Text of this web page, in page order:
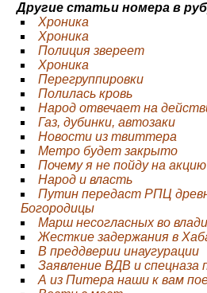
Другие статьи номера в
Хроника
Хроника
Полиция звереет
Хроника
Перегруппировки
Полилась кровь
Народ отвечает на
Газ, дубинки, автозаки
Новости из твиттера
Метро будет закрыто
Почему я не пойду на
Народ и власть
Путин передаст РПЦ
Богородицы
Марш несогласных во
Жесткие задержания в
В преддверии инаугурации
Заявление ВДВ и спецназа
А из Питера наши к вам